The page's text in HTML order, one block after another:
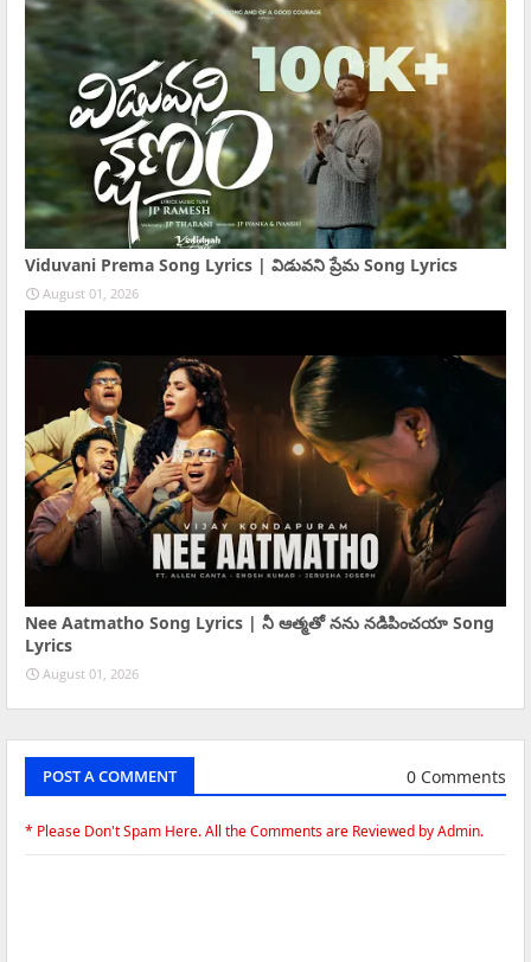
Viduvani Prema Song Lyrics | విడువని ప్రేమ Song Lyrics
August 01, 2026
Nee Aatmatho Song Lyrics | నీ ఆత్మతో నను నడిపించయా Song
Lyrics
August 01, 2026
POST A COMMENT 0 Comments
* Please Don't Spam Here. All the Comments are Reviewed by Admin.